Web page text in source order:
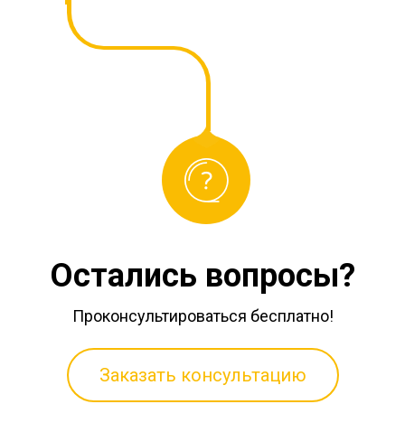
Остались вопросы?
Проконсультироваться бесплатно!
Заказать консультацию